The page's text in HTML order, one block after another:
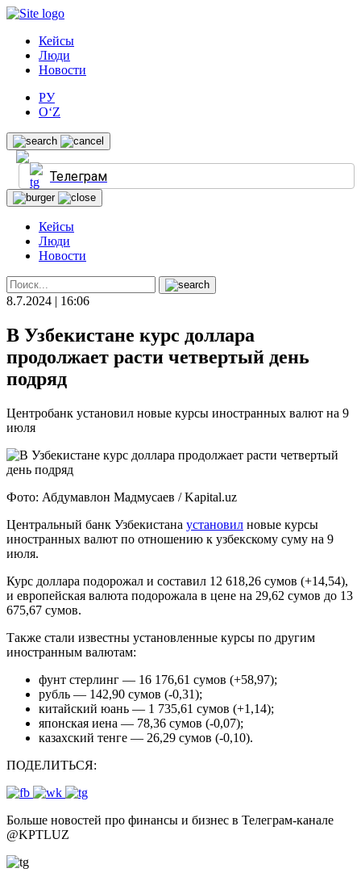
Кейсы
Люди
Новости
РУ
O‘Z
Телеграм
Кейсы
Люди
Новости
8.7.2024 | 16:06
В Узбекистане курс доллара
продолжает расти четвертый день
подряд
Центробанк установил новые курсы иностранных валют на 9
июля
Фото: Абдумавлон Мадмусаев / Kapital.uz
Центральный банк Узбекистана установил новые курсы
иностранных валют по отношению к узбекскому суму на 9
июля.
Курс доллара подорожал и составил 12 618,26 сумов (+14,54),
и европейская валюта подорожала в цене на 29,62 сумов до 13
675,67 сумов.
Также стали известны установленные курсы по другим
иностранным валютам:
фунт стерлинг — 16 176,61 сумов (+58,97);
рубль — 142,90 сумов (-0,31);
китайский юань — 1 735,61 сумов (+1,14);
японская иена — 78,36 сумов (-0,07);
казахский тенге — 26,29 сумов (-0,10).
ПОДЕЛИТЬСЯ:
Больше новостей про финансы и бизнес в Телеграм-канале
@KPTLUZ